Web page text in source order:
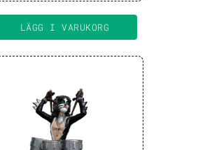
LÄGG I VARUKORG